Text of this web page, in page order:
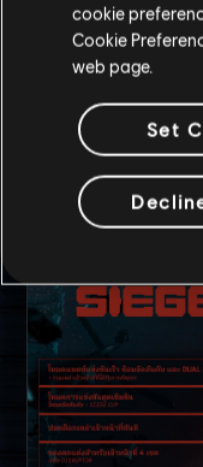
cookie
Cookie
web page.
Set